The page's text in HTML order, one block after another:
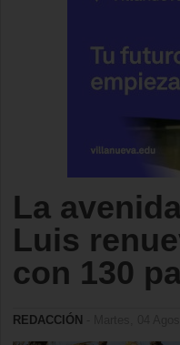
La
Luis
con 130
REDACCIÓN